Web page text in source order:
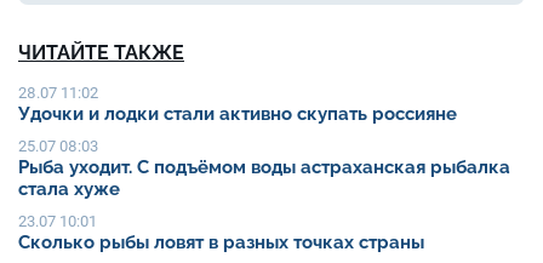
ЧИТАЙТЕ ТАКЖЕ
28.07 11:02
Удочки и лодки стали активно скупать россияне
25.07 08:03
Рыба уходит. С подъёмом воды астраханская рыбалка
стала хуже
23.07 10:01
Сколько рыбы ловят в разных точках страны